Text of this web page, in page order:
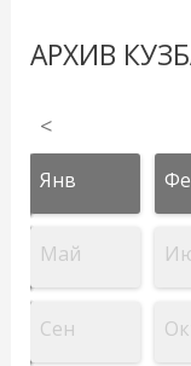
АРХИВ
<
Янв
Май
Сен